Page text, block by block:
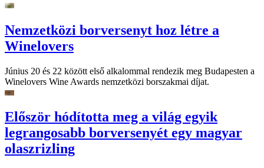
Nemzetközi borversenyt hoz létre a
Winelovers
Június 20 és 22 között első alkalommal rendezik meg Budapesten a
Winelovers Wine Awards nemzetközi borszakmai díjat.
Először hódította meg a világ egyik
legrangosabb borversenyét egy magyar
olaszrizling